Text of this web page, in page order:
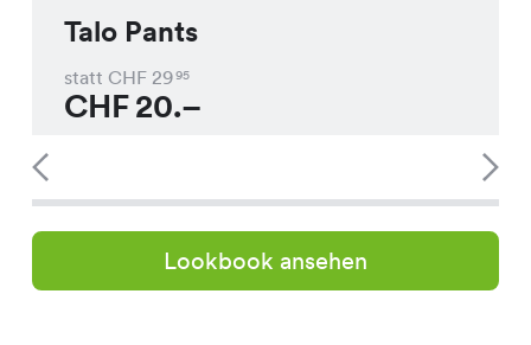
Talo Pants
statt CHF 2995
CHF20.–
Lookbook ansehen